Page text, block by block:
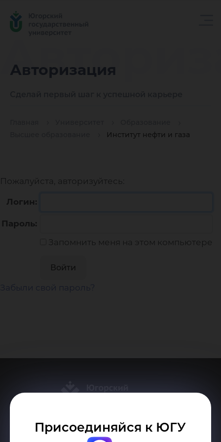
Авторизация
Институт нефти и газа
Присоединяйся к ЮГУ
Пожалуйста, авторизуйтесь:
Логин:
Пароль:
Запомнить меня на этом компьютере
Забыли свой пароль?